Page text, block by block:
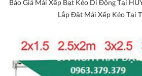
Báo Giá Mái Xếp Bạt Kéo Di Động Tại
Lắp Đặt Mái Xếp Kéo Tại